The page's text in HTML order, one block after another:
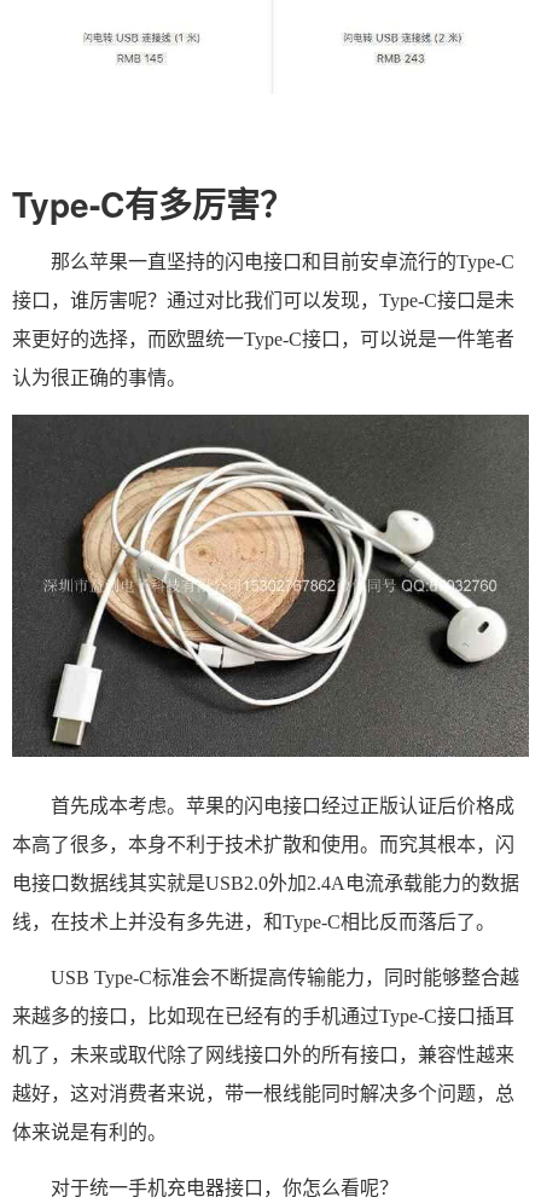
Type-C有多厉害？
那么苹果一直坚持的闪电接口和目前安卓流行的Type-C
接口，谁厉害呢？通过对比我们可以发现，Type-C接口是未
来更好的选择，而欧盟统一Type-C接口，可以说是一件笔者
认为很正确的事情。
首先成本考虑。苹果的闪电接口经过正版认证后价格成
本高了很多，本身不利于技术扩散和使用。而究其根本，闪
电接口数据线其实就是USB2.0外加2.4A电流承载能力的数据
线，在技术上并没有多先进，和Type-C相比反而落后了。
USB Type-C标准会不断提高传输能力，同时能够整合越
来越多的接口，比如现在已经有的手机通过Type-C接口插耳
机了，未来或取代除了网线接口外的所有接口，兼容性越来
越好，这对消费者来说，带一根线能同时解决多个问题，总
体来说是有利的。
对于统一手机充电器接口，你怎么看呢？